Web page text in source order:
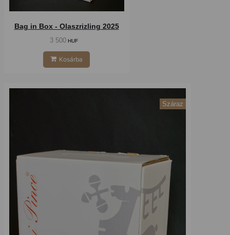
Bag in Box - Olaszrizling 2025
3 500 HUF
Kosárba
Száraz